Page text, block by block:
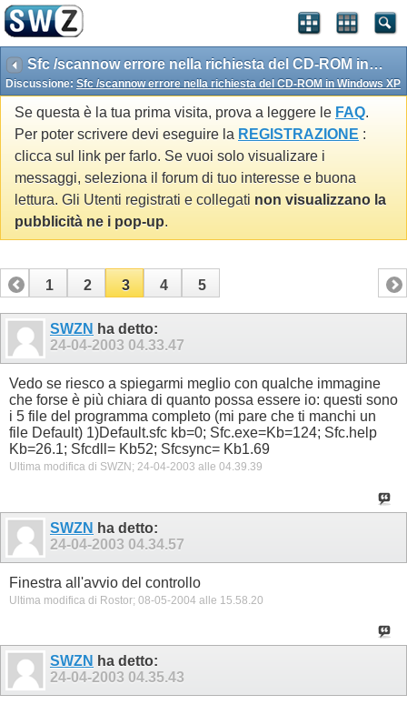
Sfc /scannow errore nella richiesta del CD-ROM in Windows XP
Discussione: Sfc /scannow errore nella richiesta del CD-ROM in Windows XP
Se questa è la tua prima visita, prova a leggere le FAQ.
Per poter scrivere devi eseguire la REGISTRAZIONE :
clicca sul link per farlo. Se vuoi solo visualizare i
messaggi, seleziona il forum di tuo interesse e buona
lettura. Gli Utenti registrati e collegati non visualizzano la
pubblicità ne i pop-up.
1 2 3 4 5
SWZN ha detto:
24-04-2003 04.33.47
Vedo se riesco a spiegarmi meglio con qualche immagine
che forse è più chiara di quanto possa essere io: questi sono
i 5 file del programma completo (mi pare che ti manchi un
file Default) 1)Default.sfc kb=0; Sfc.exe=Kb=124; Sfc.help
Kb=26.1; Sfcdll= Kb52; Sfcsync= Kb1.69
Ultima modifica di SWZN; 24-04-2003 alle 04.39.39
SWZN ha detto:
24-04-2003 04.34.57
Finestra all'avvio del controllo
Ultima modifica di Rostor; 08-05-2004 alle 15.58.20
SWZN ha detto:
24-04-2003 04.35.43